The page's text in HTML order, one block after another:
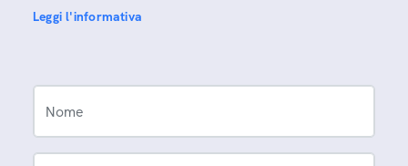
Leggi l'informativa
Nome